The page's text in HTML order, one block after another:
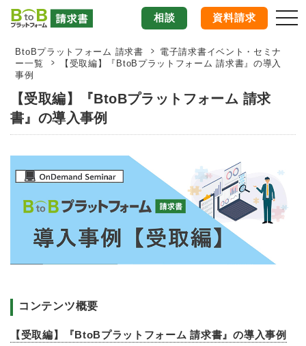
相談 資料請求
BtoBプラットフォーム 請求書
電子請求書イベント・セミナ
ー一覧
【受取編】『BtoBプラットフォーム 請求書』の導入
事例
【受取編】『BtoBプラットフォーム 請求
書』の導入事例
コンテンツ概要
【受取編】『BtoBプラットフォーム 請求書』の導入事例